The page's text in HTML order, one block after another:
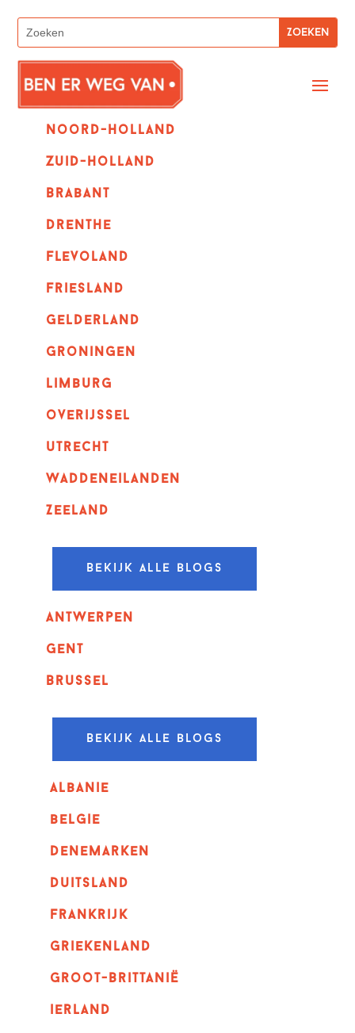
Noord-holland
zuid-holland
Brabant
Drenthe
Flevoland
Friesland
Gelderland
Groningen
Limburg
overijssel
utrecht
Waddeneilanden
Zeeland
Bekijk alle blogs
Antwerpen
GENT
Brussel
Bekijk alle blogs
albanie
belgie
denemarken
duitsland
frankrijk
griekenland
Groot-Brittanië
ierland